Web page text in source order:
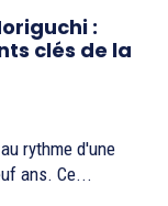
:
clés de la
rythme d'une
ans. Ce...